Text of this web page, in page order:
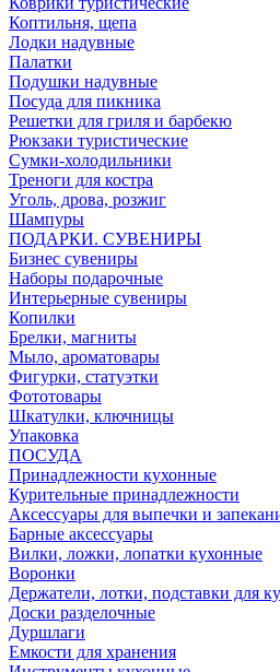
Коптильня, щепа
Лодки надувные
Палатки
Подушки надувные
Посуда для пикника
Решетки для гриля и барбекю
Рюкзаки туристические
Сумки-холодильники
Треноги для костра
Уголь, дрова, розжиг
Шампуры
ПОДАРКИ. СУВЕНИРЫ
Бизнес сувениры
Наборы подарочные
Интерьерные сувениры
Копилки
Брелки, магниты
Мыло, ароматовары
Фигурки, статуэтки
Фототовары
Шкатулки, ключницы
Упаковка
ПОСУДА
Принадлежности кухонные
Курительные принадлежности
Аксессуары для выпечки и
Барные аксессуары
Вилки, ложки, лопатки кухонные
Воронки
Держатели, лотки, подставки для
Доски разделочные
Дуршлаги
Емкости для хранения